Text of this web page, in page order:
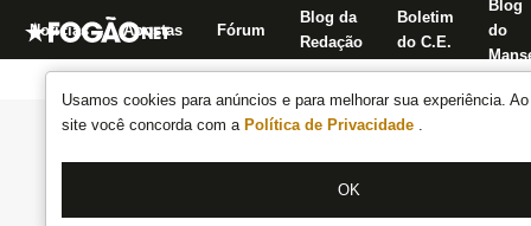
Usamos cookies para anúncios e para melhorar sua experiência.
site você concorda com a Política de Privacidade .
OK
Notícias Apostas Fórum
Blog da
Redação
Boletim
do C.E.
Blog
do